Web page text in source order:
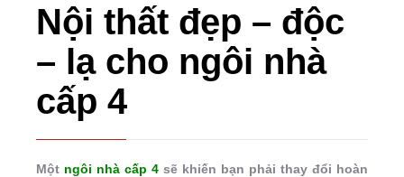
Nội thất đẹp – độc
– lạ cho ngôi nhà
cấp 4
Một ngôi nhà cấp 4 sẽ khiến bạn phải thay đổi hoàn